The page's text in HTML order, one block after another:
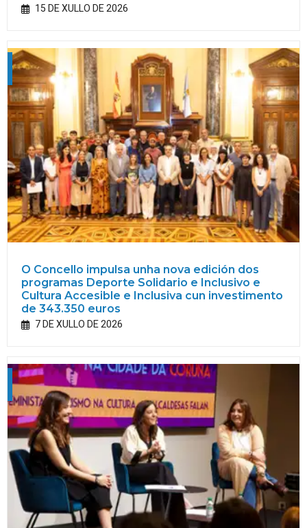
15 DE XULLO DE 2026
O Concello impulsa unha nova edición dos
programas Deporte Solidario e Inclusivo e
Cultura Accesible e Inclusiva cun investimento
de 343.350 euros
7 DE XULLO DE 2026